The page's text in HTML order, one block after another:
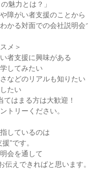
魅力とは？」
障がい者支援のことから
かる対面での会社説明会
メ＞
者支援に興味がある
してみたい
などのリアルも知りたい
たい
てはまる方は大歓迎！
トリーください。
しているのは
”です。
会を通して
伝えできればと思います。